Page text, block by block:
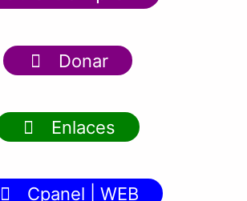
Donar
Enlaces
Cpanel | WEB